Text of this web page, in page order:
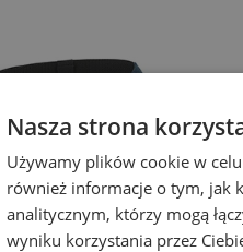
Nasza strona
Używamy plików cookie w
również informacje o tym, jak
analitycznym, którzy mogą
wyniku korzystania przez